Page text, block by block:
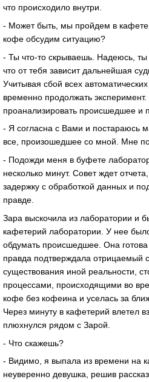
что происходило внутри.
- Может быть, мы пройдем в
кофе обсудим ситуацию?
- Ты что-то скрываешь. Надеюсь, ты
что от тебя зависит дальнейшая
Учитывая сбой всех
временно продолжать
проанализировать происшедшее и
- Я согласна с Вами и постараюсь
все, произошедшее со мной. Мне
- Подожди меня в буфете
несколько минут. Совет ждет
задержку с обработкой данных и
правде.
Зара выскочила из лаборатории и
кафетерий лаборатории. У нее
обдумать происшедшее. Она готова
правда подтверждала отрицаемый
существования иной реальности,
процессами, происходящими во
кофе без кофеина и уселась за
Через минуту в кафетерий влетел
плюхнулся рядом с Зарой.
- Что скажешь?
- Видимо, я выпала из времени на
неуверенно девушка, решив